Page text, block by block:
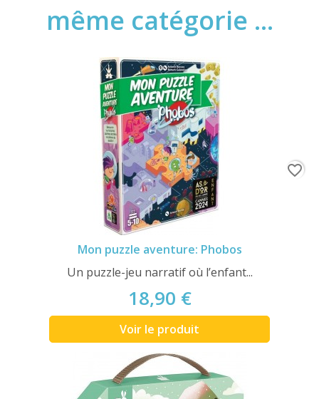
même catégorie ...
Mon puzzle aventure: Phobos
Un puzzle-jeu narratif où l’enfant...
18,90 €
Voir le produit
favorite_border